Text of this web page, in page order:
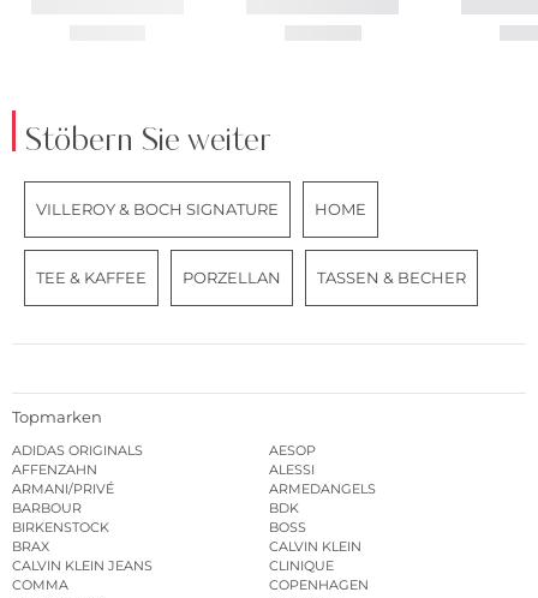
Stöbern Sie weiter
VILLEROY & BOCH SIGNATURE HOME
TEE & KAFFEE PORZELLAN TASSEN & BECHER
Topmarken
ADIDAS ORIGINALS
AESOP
AFFENZAHN
ALESSI
ARMANI/PRIVÉ
ARMEDANGELS
BARBOUR
BDK
BIRKENSTOCK
BOSS
BRAX
CALVIN KLEIN
CALVIN KLEIN JEANS
CLINIQUE
COMMA
COPENHAGEN